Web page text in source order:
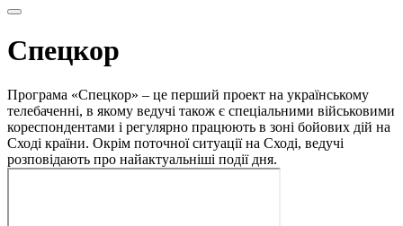
Спецкор
Програма «Спецкор» – це перший проект на українському
телебаченні, в якому ведучі також є спеціальними військовими
кореспондентами і регулярно працюють в зоні бойових дій на
Сході країни. Окрім поточної ситуації на Сході, ведучі
розповідають про найактуальніші події дня.